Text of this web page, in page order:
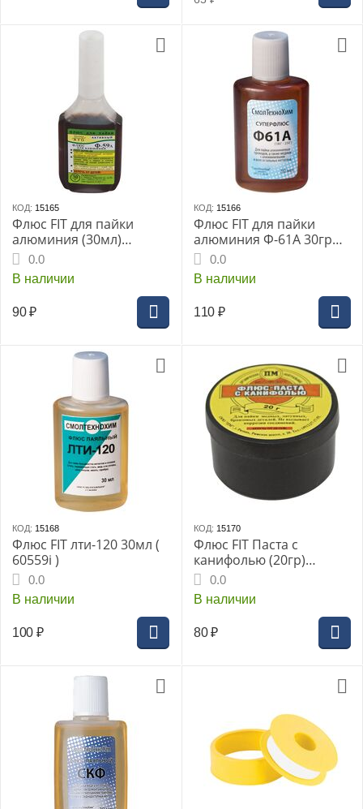
КОД: 15165
Флюс FIT для пайки
алюминия (30мл)
(60578i)
0.0
В наличии
90 ₽
КОД: 15166
Флюс FIT для пайки
алюминия Ф-61А 30гр
(60579i)
0.0
В наличии
110 ₽
КОД: 15168
Флюс FIT лти-120 30мл (
60559i )
0.0
В наличии
100 ₽
КОД: 15170
Флюс FIT Паста с
канифолью (20гр)
(60552i)
0.0
В наличии
80 ₽